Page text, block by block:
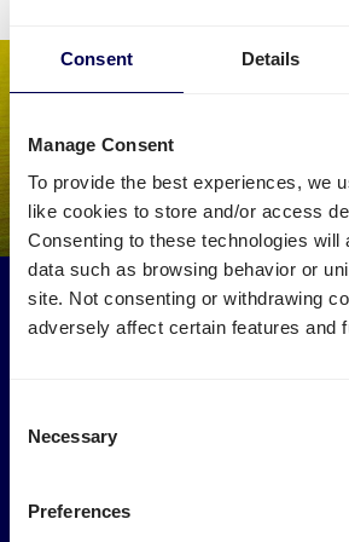
Consent Details
Manage Consent
To provide the best experiences, we
like cookies to store and/or access
Consenting to these technologies will
data such as browsing behavior or
site. Not consenting or withdrawing
adversely affect certain features and
Selection
Necessary
Preferences
Maak een impact op het
Laat je vracht naar en van Capelle aan